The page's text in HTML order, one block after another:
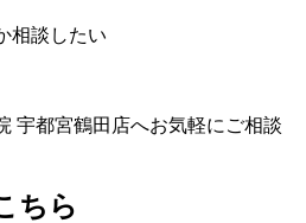
相談したい
宇都宮鶴田店へお気軽にご相談
ちら